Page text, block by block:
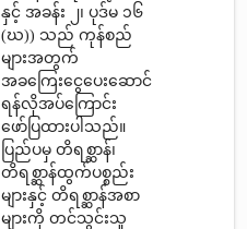
နှင့် အခန်း ၂၊ ပုဒ်မ ၁၆
(ဃ)) သည် ကုန်စည်
များအတွက်
အခကြေးငွေပေးဆောင်
ရန်လိုအပ်ကြောင်း
ဖော်ပြထားပါသည်။
ပြည်ပမှ တိရစ္ဆာန်၊
တိရစ္ဆာန်ထွက်ပစ္စည်း
များနှင့် တိရစ္ဆာန်အစာ
များကို တင်သွင်းသူ